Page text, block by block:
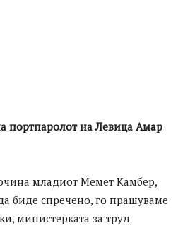
портпаролот на Левица Амар
младиот Мемет Камбер,
биде спречено, го прашуваме
министерката за труд